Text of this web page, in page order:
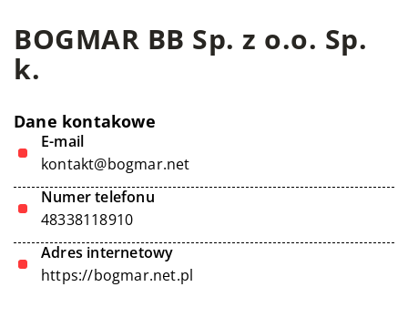
BOGMAR BB Sp. z o.o. Sp.
k.
Dane kontakowe
E-mail
kontakt@bogmar.net
Numer telefonu
48338118910
Adres internetowy
https://bogmar.net.pl